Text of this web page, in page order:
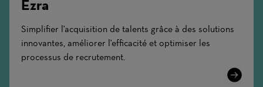
Ezra
Simplifier l'acquisition de talents grâce à des solutions
innovantes, améliorer l'efficacité et optimiser les
processus de recrutement.
Learn